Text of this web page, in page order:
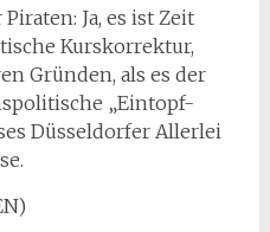
Ja, es ist Zeit
Kurskorrektur,
Gründen, als es der
„Eintopf-
Düsseldorfer Allerlei